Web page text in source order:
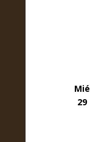
Mié
29